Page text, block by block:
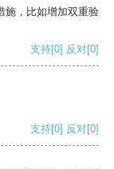
施，比如增加双重验
支持[0] 反对[0]
支持[0] 反对[0]